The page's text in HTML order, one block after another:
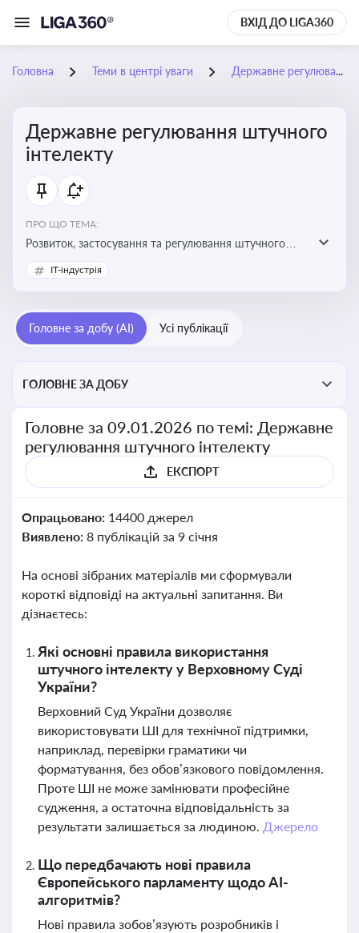
ВХІД ДО LIGA360
Головна Теми в центрі уваги Державне регулювання штучного інтелекту
Державне регулювання штучного
інтелекту
ПРО ЩО ТЕМА:
Розвиток, застосування та регулювання штучного
інтелекту в різних сферах — від управління бізнесом
до державного сектора
IT-індустрія
Головне за добу (AI) Усі публікації
ГОЛОВНЕ ЗА ДОБУ
Головне за 09.01.2026 по темі: Державне
регулювання штучного інтелекту
ЕКСПОРТ
Опрацьовано: 14400 джерел
Виявлено: 8 публікацій за 9 січня
На основі зібраних матеріалів ми сформували
короткі відповіді на актуальні запитання. Ви
дізнаєтесь:
Які основні правила використання
штучного інтелекту у Верховному Суді
України?
Верховний Суд України дозволяє
використовувати ШІ для технічної підтримки,
наприклад, перевірки граматики чи
форматування, без обов’язкового повідомлення.
Проте ШІ не може замінювати професійне
судження, а остаточна відповідальність за
результати залишається за людиною. Джерело
Що передбачають нові правила
Європейського парламенту щодо AI-
алгоритмів?
Нові правила зобов’язують розробників і